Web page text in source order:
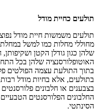
תולעים כחיית מודל
תולעים משמשות חיית מודל
מחוללי מחלות כמו למשל במחלת
שלהן כגון גודלן הקטן
האוטופלורסנציה שלהן בכל
בתוך התולעת עצמה הפולטים
בתולעים, אלא בחיות מודל
בצבענים או חלבונים פלורסנטים
החלבונים הפלורסנטים
הסינתטי.